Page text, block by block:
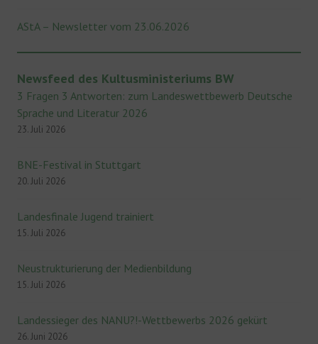
AStA – Newsletter vom 23.06.2026
Newsfeed des Kultusministeriums BW
3 Fragen 3 Antworten: zum Landeswettbewerb Deutsche
Sprache und Literatur 2026
23. Juli 2026
BNE-Festival in Stuttgart
20. Juli 2026
Landesfinale Jugend trainiert
15. Juli 2026
Neustrukturierung der Medienbildung
15. Juli 2026
Landessieger des NANU?!-Wettbewerbs 2026 gekürt
26. Juni 2026